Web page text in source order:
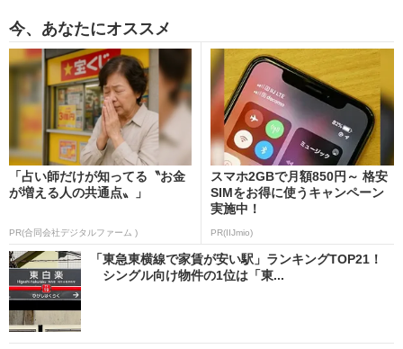
今、あなたにオススメ
「占い師だけが知ってる〝お金
が増える人の共通点〟」
PR(合同会社デジタルファーム )
スマホ2GBで月額850円～ 格安
SIMをお得に使うキャンペーン
実施中！
PR(IIJmio)
「東急東横線で家賃が安い駅」ランキングTOP21！
シングル向け物件の1位は「東...